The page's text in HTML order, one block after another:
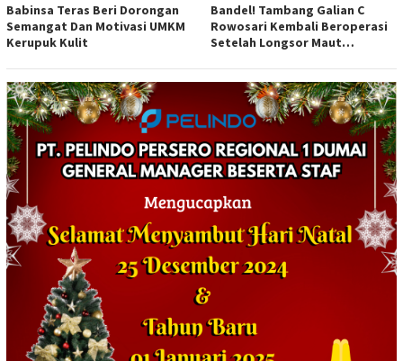
Babinsa Teras Beri Dorongan
Semangat Dan Motivasi UMKM
Kerupuk Kulit
Bandel! Tambang Galian C
Rowosari Kembali Beroperasi
Setelah Longsor Maut